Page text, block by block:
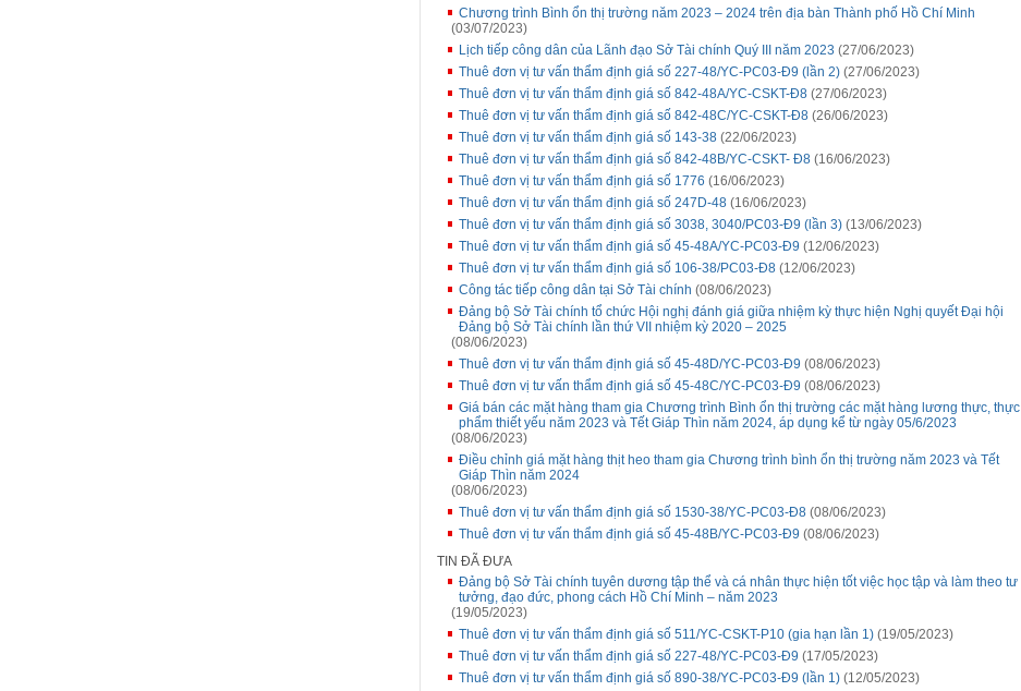
Chương trình Bình ổn thị trường năm 2023 – 2024 trên địa bàn Thành phố Hồ Chí Minh
(03/07/2023)
Lịch tiếp công dân của Lãnh đạo Sở Tài chính Quý III năm 2023 (27/06/2023)
Thuê đơn vị tư vấn thẩm định giá số 227-48/YC-PC03-Đ9 (lần 2) (27/06/2023)
Thuê đơn vị tư vấn thẩm định giá số 842-48A/YC-CSKT-Đ8 (27/06/2023)
Thuê đơn vị tư vấn thẩm định giá số 842-48C/YC-CSKT-Đ8 (26/06/2023)
Thuê đơn vị tư vấn thẩm định giá số 143-38 (22/06/2023)
Thuê đơn vị tư vấn thẩm định giá số 842-48B/YC-CSKT- Đ8 (16/06/2023)
Thuê đơn vị tư vấn thẩm định giá số 1776 (16/06/2023)
Thuê đơn vị tư vấn thẩm định giá số 247D-48 (16/06/2023)
Thuê đơn vị tư vấn thẩm định giá số 3038, 3040/PC03-Đ9 (lần 3) (13/06/2023)
Thuê đơn vị tư vấn thẩm định giá số 45-48A/YC-PC03-Đ9 (12/06/2023)
Thuê đơn vị tư vấn thẩm định giá số 106-38/PC03-Đ8 (12/06/2023)
Công tác tiếp công dân tại Sở Tài chính (08/06/2023)
Đảng bộ Sở Tài chính tổ chức Hội nghị đánh giá giữa nhiệm kỳ thực hiện Nghị quyết Đại hội
Đảng bộ Sở Tài chính lần thứ VII nhiệm kỳ 2020 – 2025
(08/06/2023)
Thuê đơn vị tư vấn thẩm định giá số 45-48D/YC-PC03-Đ9 (08/06/2023)
Thuê đơn vị tư vấn thẩm định giá số 45-48C/YC-PC03-Đ9 (08/06/2023)
Giá bán các mặt hàng tham gia Chương trình Bình ổn thị trường các mặt hàng lương thực, thực
phẩm thiết yếu năm 2023 và Tết Giáp Thìn năm 2024, áp dụng kể từ ngày 05/6/2023
(08/06/2023)
Điều chỉnh giá mặt hàng thịt heo tham gia Chương trình bình ổn thị trường năm 2023 và Tết
Giáp Thìn năm 2024
(08/06/2023)
Thuê đơn vị tư vấn thẩm định giá số 1530-38/YC-PC03-Đ8 (08/06/2023)
Thuê đơn vị tư vấn thẩm định giá số 45-48B/YC-PC03-Đ9 (08/06/2023)
TIN ĐÃ ĐƯA
Đảng bộ Sở Tài chính tuyên dương tập thể và cá nhân thực hiện tốt việc học tập và làm theo tư
tưởng, đạo đức, phong cách Hồ Chí Minh – năm 2023
(19/05/2023)
Thuê đơn vị tư vấn thẩm định giá số 511/YC-CSKT-P10 (gia hạn lần 1) (19/05/2023)
Thuê đơn vị tư vấn thẩm định giá số 227-48/YC-PC03-Đ9 (17/05/2023)
Thuê đơn vị tư vấn thẩm định giá số 890-38/YC-PC03-Đ9 (lần 1) (12/05/2023)